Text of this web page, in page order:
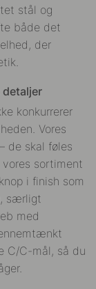
stål og
både det
der
detaljer
konkurrerer
Vores
de skal føles
sortiment
i finish som
særligt
med
C/C-mål, så du